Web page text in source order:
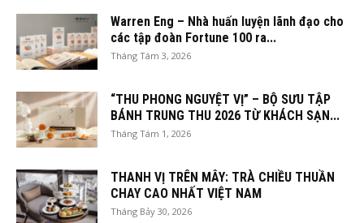
Warren Eng – Nhà huấn luyện lãnh đạo cho
các tập đoàn Fortune 100 ra...
Tháng Tám 3, 2026
“THU PHONG NGUYỆT VỊ” – BỘ SƯU TẬP
BÁNH TRUNG THU 2026 TỪ KHÁCH SẠN...
Tháng Tám 1, 2026
THANH VỊ TRÊN MÂY: TRÀ CHIỀU THUẦN
CHAY CAO NHẤT VIỆT NAM
Tháng Bảy 30, 2026